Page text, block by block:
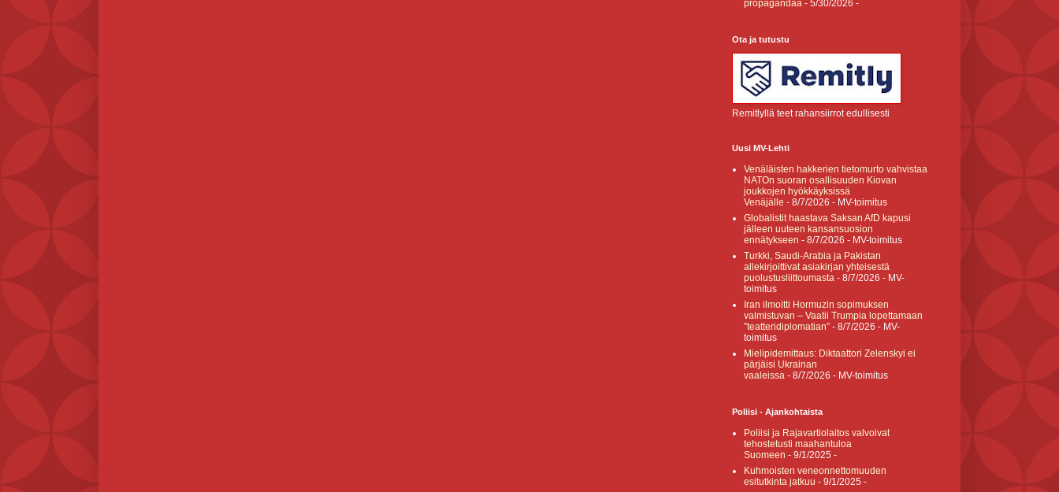
propagandaa - 5/30/2026 -
Ota ja tutustu
Remitlyllä teet rahansiirrot edullisesti
Uusi MV-Lehti
Venäläisten hakkerien tietomurto vahvistaa
NATOn suoran osallisuuden Kiovan
joukkojen hyökkäyksissä
Venäjälle - 8/7/2026 - MV-toimitus
Globalistit haastava Saksan AfD kapusi
jälleen uuteen kansansuosion
ennätykseen - 8/7/2026 - MV-toimitus
Turkki, Saudi-Arabia ja Pakistan
allekirjoittivat asiakirjan yhteisestä
puolustusliittoumasta - 8/7/2026 - MV-
toimitus
Iran ilmoitti Hormuzin sopimuksen
valmistuvan – Vaatii Trumpia lopettamaan
”teatteridiplomatian” - 8/7/2026 - MV-
toimitus
Mielipidemittaus: Diktaattori Zelenskyi ei
pärjäisi Ukrainan
vaaleissa - 8/7/2026 - MV-toimitus
Poliisi - Ajankohtaista
Poliisi ja Rajavartiolaitos valvoivat
tehostetusti maahantuloa
Suomeen - 9/1/2025 -
Kuhmoisten veneonnettomuuden
esitutkinta jatkuu - 9/1/2025 -